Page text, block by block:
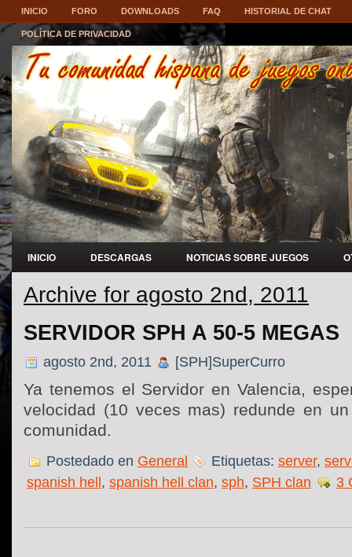
INICIO FORO DOWNLOADS FAQ HISTORIAL DE CHAT
POLÍTICA DE PRIVACIDAD
INICIO DESCARGAS NOTICIAS SOBRE JUEGOS
Archive for agosto 2nd, 2011
SERVIDOR SPH A 50-5 MEGAS
agosto 2nd, 2011 [SPH]SuperCurro
Ya tenemos el Servidor en Valencia,
velocidad (10 veces mas) redunde en
comunidad.
Postedado en General Etiquetas: server,
spanish hell, spanish hell clan, sph, SPH clan 3